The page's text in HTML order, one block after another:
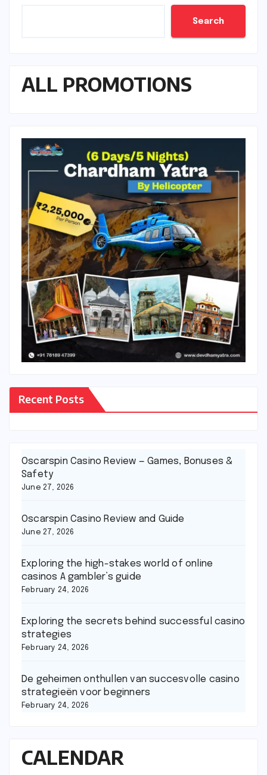
Search
ALL PROMOTIONS
Recent Posts
Oscarspin Casino Review — Games, Bonuses &
Safety
June 27, 2026
Oscarspin Casino Review and Guide
June 27, 2026
Exploring the high-stakes world of online
casinos A gambler’s guide
February 24, 2026
Exploring the secrets behind successful casino
strategies
February 24, 2026
De geheimen onthullen van succesvolle casino
strategieën voor beginners
February 24, 2026
CALENDAR